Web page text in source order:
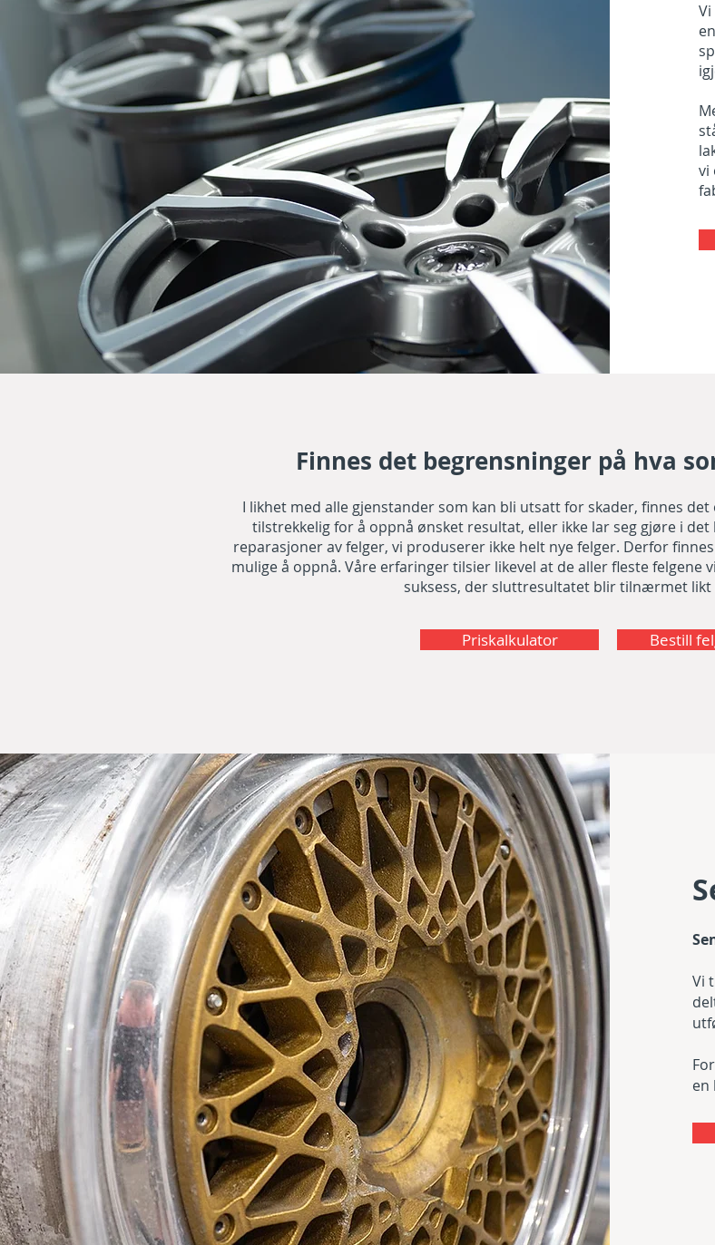
vi
Finnes det begrensninger på hva
I likhet med alle gjenstander som kan bli utsatt for skader, finnes
tilstrekkelig for å oppnå ønsket resultat, eller ikke lar seg gjøre i
reparasjoner av felger, vi produserer ikke helt nye felger. Derfor
mulige å oppnå. Våre erfaringer tilsier likevel at de aller fleste felgene
suksess, der sluttresultatet blir tilnærmet likt
Priskalkulator Bestill
Vi
en